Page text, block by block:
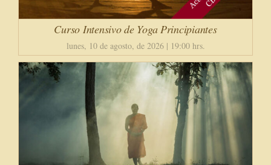
Curso Intensivo de Yoga Principiantes
lunes, 10 de agosto, de 2026 | 19:00 hrs.